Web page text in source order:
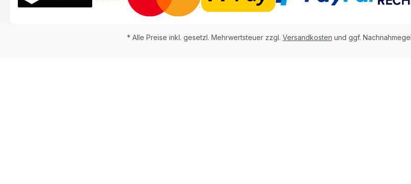
* Alle Preise inkl. gesetzl. Mehrwertsteuer zzgl. Versandkosten und ggf.